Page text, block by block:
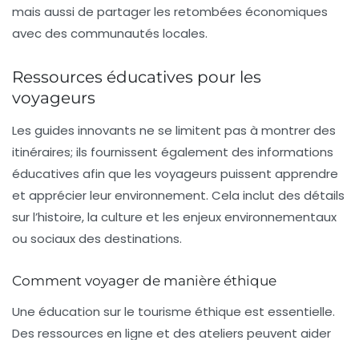
mais aussi de partager les retombées économiques
avec des communautés locales.
Ressources éducatives pour les
voyageurs
Les guides innovants ne se limitent pas à montrer des
itinéraires; ils fournissent également des informations
éducatives afin que les voyageurs puissent apprendre
et apprécier leur environnement. Cela inclut des détails
sur l’histoire, la culture et les enjeux environnementaux
ou sociaux des destinations.
Comment voyager de manière éthique
Une éducation sur le tourisme éthique est essentielle.
Des ressources en ligne et des ateliers peuvent aider